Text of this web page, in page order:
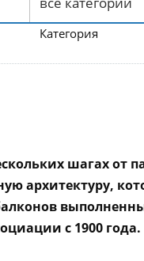
Категория
шагах от
архитектуру,
с 1900 года.